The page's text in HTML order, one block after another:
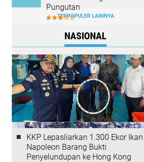
Pungutan
TERPOPULER LAINNYA
NASIONAL
KKP Lepasliarkan 1.300 Ekor Ikan
Napoleon Barang Bukti
Penyelundupan ke Hong Kong